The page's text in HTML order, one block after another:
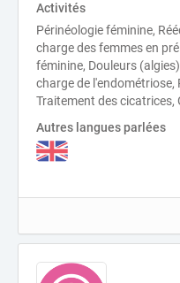
Activités
Périnéologie féminine,
charge des femmes en
féminine, Douleurs
charge de l'endométriose,
Traitement des
Autres langues parlées